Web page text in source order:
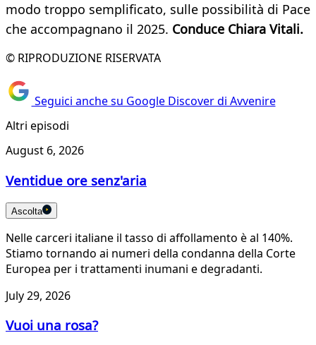
modo troppo semplificato, sulle possibilità di Pace
che accompagnano il 2025. Conduce Chiara Vitali.
© RIPRODUZIONE RISERVATA
Seguici anche su Google Discover di Avvenire
Altri episodi
August 6, 2026
Ventidue ore senz'aria
Ascolta
Nelle carceri italiane il tasso di affollamento è al 140%.
Stiamo tornando ai numeri della condanna della Corte
Europea per i trattamenti inumani e degradanti.
July 29, 2026
Vuoi una rosa?